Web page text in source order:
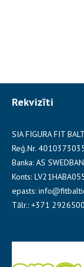
Rekvizīti
SIA FIGURA FIT
Reģ.Nr.
Banka: AS
Konts:
epasts:
Tālr.: +371